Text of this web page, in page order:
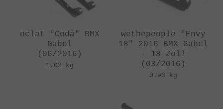
eclat "Coda" BMX
Gabel
(06/2016)
1.02 kg
wethepeople "Envy
18" 2016 BMX Gabel
- 18 Zoll
(03/2016)
0.98 kg